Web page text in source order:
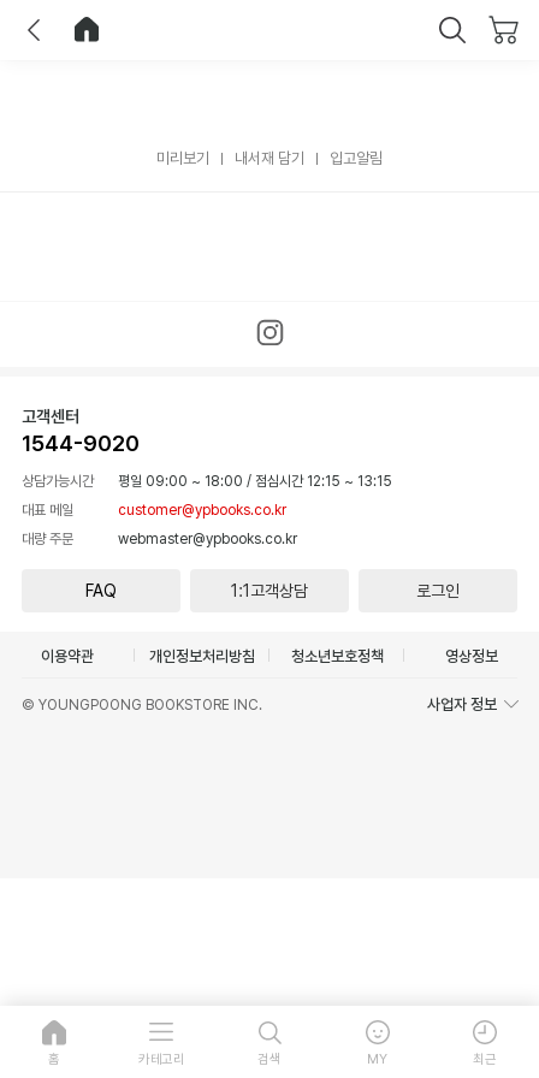
미리보기 내서재 담기 입고알림
고객센터
1544-9020
상담가능시간 평일 09:00 ~ 18:00 / 점심시간 12:15 ~ 13:15
대표 메일
customer@ypbooks.co.kr
대량 주문
webmaster@ypbooks.co.kr
FAQ 1:1고객상담 로그인
이용약관 개인정보처리방침 청소년보호정책 영상정보
© YOUNGPOONG BOOKSTORE INC. 사업자 정보
홈 카테고리 검색 MY 최근